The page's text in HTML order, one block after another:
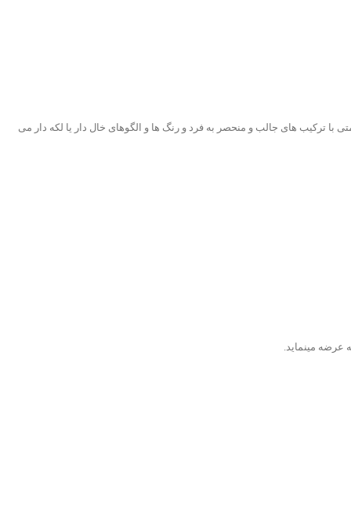
با ترکیب های جالب و منحصر به فرد و رنگ ها و الگوهای خال دار یا لکه دار می
عرضه مینماید.